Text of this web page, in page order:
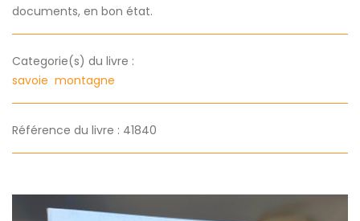
documents, en bon état.
Categorie(s) du livre :
savoie montagne
Référence du livre : 41840